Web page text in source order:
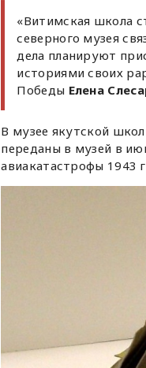
«Витимская школа
северного музея
дела планируют
историями своих
Победы Елена
В музее якутской
переданы в музей в
авиакатастрофы 1943